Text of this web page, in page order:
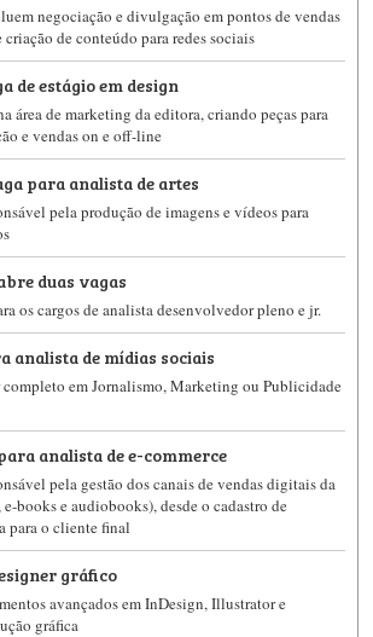
negociação e divulgação em pontos de vendas
de conteúdo para redes sociais
de estágio em design
área de marketing da editora, criando peças para
e vendas on e off-line
para analista de artes
pela produção de imagens e vídeos para
duas vagas
os cargos de analista desenvolvedor pleno e jr.
analista de mídias sociais
completo em Jornalismo, Marketing ou Publicidade
analista de e-commerce
pela gestão dos canais de vendas digitais da
books e audiobooks), desde o cadastro de
para o cliente final
gráfico
avançados em InDesign, Illustrator e
gráfica